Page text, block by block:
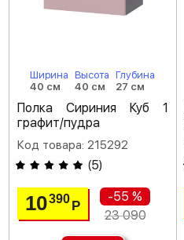
Ширина
40 см
Высота
40 см
Глубина
27 см
Полка Сириния Куб 1
графит/пудра
Код товара: 215292
(5)
10390Р
-55 %
23 090